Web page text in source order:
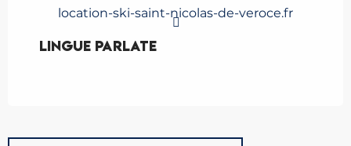
location-ski-saint-nicolas-de-veroce.fr
Lingue parlate
Lingue parlate